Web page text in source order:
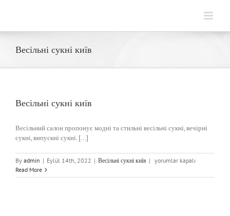
Весільні сукні київ
Весільні сукні київ
Весільний салон пропонує модні та стильні весільні сукні, вечірні
сукні, випускні сукні. [...]
By admin | Eylül 14th, 2022 | Весільні сукні київ | Весільні
київ
yorumlar kapalı
Read More